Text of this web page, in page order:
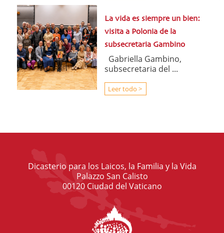
La vida es siempre un bien:
visita a Polonia de la
subsecretaria Gambino
Gabriella Gambino,
subsecretaria del ...
Leer todo >
Dicasterio para los Laicos, la Familia y la Vida
Palazzo San Calisto
00120 Ciudad del Vaticano